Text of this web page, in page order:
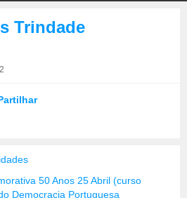
Trindade
50 Anos 25 Abril (curso
Democracia Portuguesa